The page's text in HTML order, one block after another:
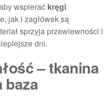
wspierać kręgi
jak i zagłówek są
sprzyja przewiewności i
dni.
– tkanina
baza